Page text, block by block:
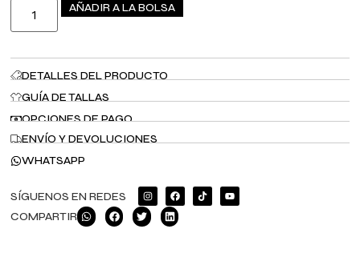
AÑADIR A LA BOLSA
DETALLES DEL PRODUCTO
GUÍA DE TALLAS
OPCIONES DE PAGO
ENVÍO Y DEVOLUCIONES
WHATSAPP
SÍGUENOS EN REDES
COMPARTIR